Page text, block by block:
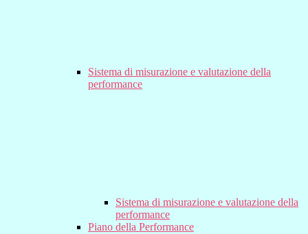
Sistema di misurazione e valutazione della
performance
Sistema di misurazione e valutazione della
performance
Piano della Performance